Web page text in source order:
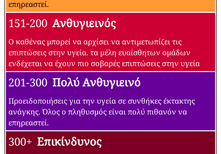
επηρεαστεί.
151-200 Ανθυγιεινός
Ο καθένας μπορεί να αρχίσει να αντιμετωπίζει τις
επιπτώσεις στην υγεία. τα μέλη ευαίσθητων ομάδων
ενδέχεται να έχουν πιο σοβαρές επιπτώσεις στην υγεία
201-300 Πολύ Ανθυγιεινό
Προειδοποιήσεις για την υγεία σε συνθήκες έκτακτης
ανάγκης. Όλος ο πληθυσμός είναι πολύ πιθανόν να
επηρεαστεί.
300+ Επικίνδυνος